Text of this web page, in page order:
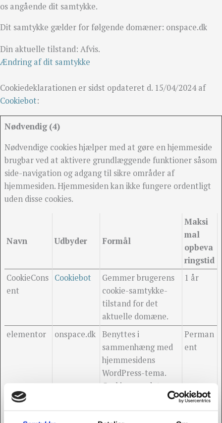
os angående dit samtykke.
Dit samtykke gælder for følgende domæner: onspace.dk
Din aktuelle tilstand: Afvis.
Ændring af dit samtykke
Cookiedeklarationen er sidst opdateret d. 15/04/2024 af
Cookiebot:
Nødvendig (4)
Nødvendige cookies hjælper med at gøre en hjemmeside
brugbar ved at aktivere grundlæggende funktioner såsom
side-navigation og adgang til sikre områder af
hjemmesiden. Hjemmesiden kan ikke fungere ordentligt
uden disse cookies.
Navn Udbyder Formål
Maksi
mal
opbeva
ringstid
CookieCons
ent
Cookiebot
Gemmer brugerens
cookie-samtykke-
tilstand for det
aktuelle domæne.
1 år
elementor onspace.dk
Benyttes i
sammenhæng med
hjemmesidens
WordPress-tema.
Cookien gør det
hjemmesideejeren
Perman
ent